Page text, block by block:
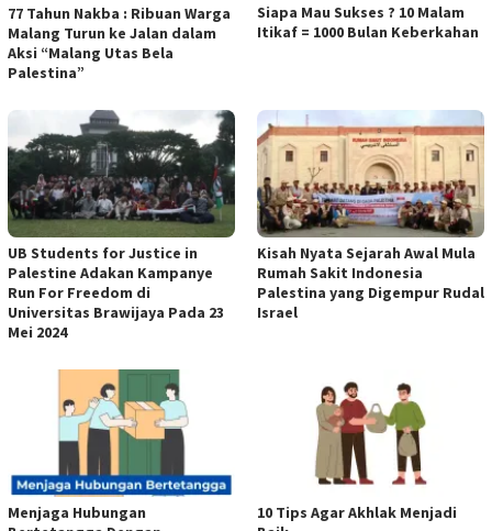
77 Tahun Nakba : Ribuan Warga
Malang Turun ke Jalan dalam
Aksi “Malang Utas Bela
Palestina”
Siapa Mau Sukses ? 10 Malam
Itikaf = 1000 Bulan Keberkahan
UB Students for Justice in
Palestine Adakan Kampanye
Run For Freedom di
Universitas Brawijaya Pada 23
Mei 2024
Kisah Nyata Sejarah Awal Mula
Rumah Sakit Indonesia
Palestina yang Digempur Rudal
Israel
Menjaga Hubungan
10 Tips Agar Akhlak Menjadi